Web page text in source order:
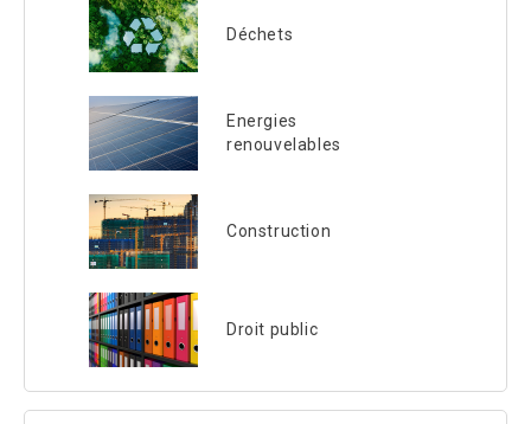
Déchets
Energies
renouvelables
Construction
Droit public